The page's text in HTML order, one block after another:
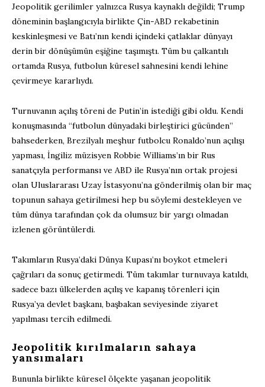
Jeopolitik gerilimler yalnızca Rusya kaynaklı değildi; Trump
döneminin başlangıcıyla birlikte Çin-ABD rekabetinin
keskinleşmesi ve Batı’nın kendi içindeki çatlaklar dünyayı
derin bir dönüşümün eşiğine taşımıştı. Tüm bu çalkantılı
ortamda Rusya, futbolun küresel sahnesini kendi lehine
çevirmeye kararlıydı.
Turnuvanın açılış töreni de Putin’in istediği gibi oldu. Kendi
konuşmasında “futbolun dünyadaki birleştirici gücünden”
bahsederken, Brezilyalı meşhur futbolcu Ronaldo’nun açılışı
yapması, İngiliz müzisyen Robbie Williams’ın bir Rus
sanatçıyla performansı ve ABD ile Rusya’nın ortak projesi
olan Uluslararası Uzay İstasyonu’na gönderilmiş olan bir maç
topunun sahaya getirilmesi hep bu söylemi destekleyen ve
tüm dünya tarafından çok da olumsuz bir yargı olmadan
izlenen görüntülerdi.
Takımların Rusya’daki Dünya Kupası’nı boykot etmeleri
çağrıları da sonuç getirmedi. Tüm takımlar turnuvaya katıldı,
sadece bazı ülkelerden açılış ve kapanış törenleri için
Rusya’ya devlet başkanı, başbakan seviyesinde ziyaret
yapılması tercih edilmedi.
Jeopolitik kırılmaların sahaya
yansımaları
Bununla birlikte küresel ölçekte yaşanan jeopolitik